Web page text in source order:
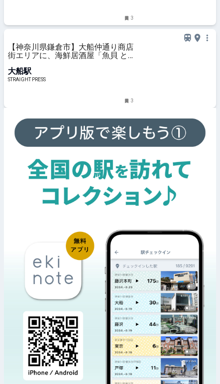
3
【神奈川県鎌倉市】大船仲通り商店
街エリアに、海鮮居酒屋「魚貝 と
大船駅
STRAIGHT PRESS
3